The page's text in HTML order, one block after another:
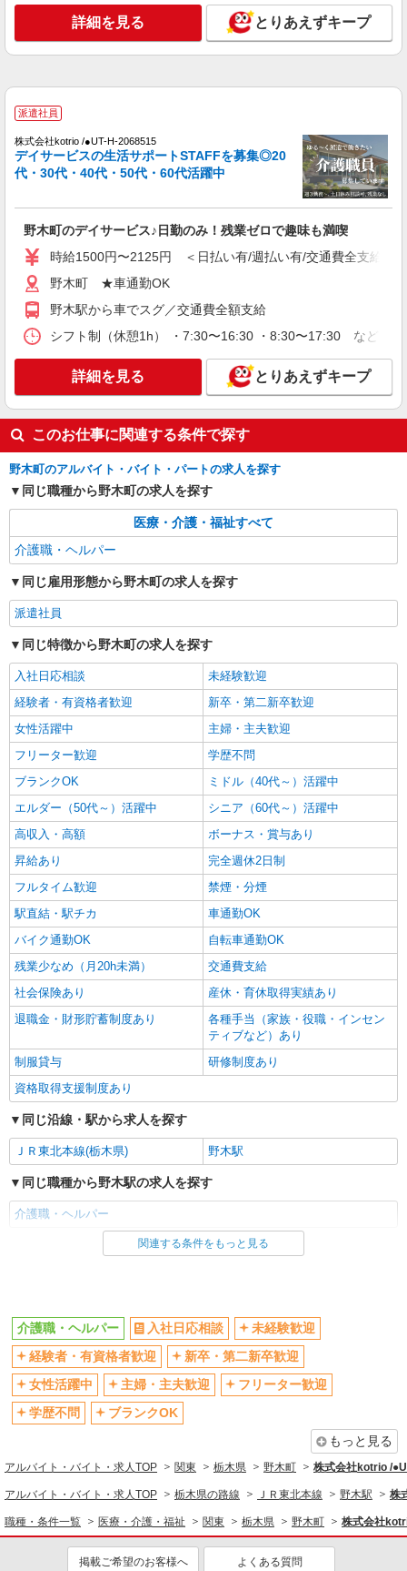
給 通勤手当 年末年始手当：380円/時 寸志あり：
年2回（6月・12月） ※業績による 特別報酬：平
均34.1万円（最高額135万円） ※2025年6月支給実
績 ※処遇改善手当は試用期間中(3ヶ月)は支給なし
キープ 詳細を見る
詳細を見る とりあえずキープ
派遣社員
株式会社kotrio /●UT-H-2068515
デイサービスの生活サポートSTAFFを募集◎20
代・30代・40代・50代・60代活躍中
野木町のデイサービス♪日勤のみ！残業ゼロで趣味も満喫
時給1500円〜2125円 ＜日払い有/週払い有/交通費全支給(ガ
野木町 ★車通勤OK
野木駅から車でスグ／交通費全額支給
シフト制（休憩1h） ・7:30〜16:30 ・8:30〜17:30 など ※
詳細を見る とりあえずキープ
このお仕事に関連する条件で探す
野木町のアルバイト・バイト・パートの求人を探す
同じ職種から野木町の求人を探す
医療・介護・福祉すべて
介護職・ヘルパー
同じ雇用形態から野木町の求人を探す
派遣社員
同じ特徴から野木町の求人を探す
入社日応相談
未経験歓迎
経験者・有資格者歓迎
新卒・第二新卒歓迎
女性活躍中
主婦・主夫歓迎
フリーター歓迎
学歴不問
ブランクOK
ミドル（40代～）活躍中
エルダー（50代～）活躍中
シニア（60代～）活躍中
高収入・高額
ボーナス・賞与あり
昇給あり
完全週休2日制
フルタイム歓迎
禁煙・分煙
駅直結・駅チカ
車通勤OK
バイク通勤OK
自転車通勤OK
残業少なめ（月20h未満）
交通費支給
社会保険あり
産休・育休取得実績あり
退職金・財形貯蓄制度あり
各種手当（家族・役職・インセン
ティブなど）あり
制服貸与
研修制度あり
資格取得支援制度あり
同じ沿線・駅から求人を探す
ＪＲ東北本線(栃木県) 野木駅
同じ職種から野木駅の求人を探す
介護職・ヘルパー
同じ雇用形態から野木駅の求人を探す
入社日応相談
未経験歓迎
経験者・有資格者歓迎
新卒・第二新卒歓迎
女性活躍中
主婦・主夫歓迎
フリーター歓迎
ミドル（40代～）活躍中
エルダー（50代～）活躍中
シニア（60代～）活躍中
高収入・高額
ボーナス・賞与あり
昇給あり
完全週休2日制
フルタイム歓迎
禁煙・分煙
関連する条件をもっと見る
介護職・ヘルパー 入社日応相談
未経験歓迎
経験者・有資格者歓迎
新卒・第二新卒歓迎
女性活躍中
主婦・主夫歓迎
フリーター歓迎
学歴不問
ブランクOK
もっと見る
アルバイト・バイト・求人TOP 関東 栃木県 野木町 株式会社kotrio /
アルバイト・バイト・求人TOP 栃木県の路線 ＪＲ東北本線 野木駅 株
職種・条件一覧 医療・介護・福祉 関東 栃木県 野木町 株式会社
掲載ご希望のお客様へ よくある質問